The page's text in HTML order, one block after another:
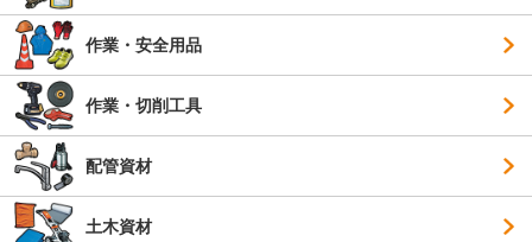
作業・安全用品
作業・切削工具
配管資材
土木資材